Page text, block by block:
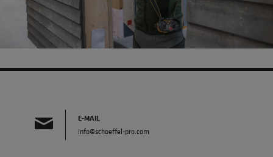
E-MAIL
info@schoeffel-pro.com